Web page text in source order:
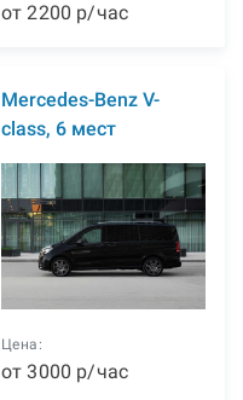
от2200 р/час
Mercedes-Benz V-
class, 6 мест
Цена:
от3000 р/час